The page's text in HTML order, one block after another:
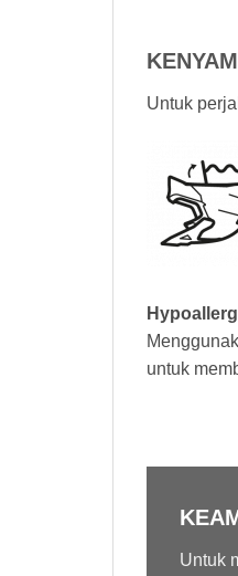
Untuk
untuk
Untuk